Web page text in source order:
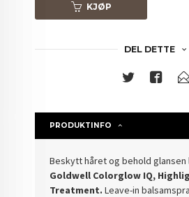
KJØP
DEL DETTE
PRODUKTINFO
Beskytt håret og behold glansen
Goldwell Colorglow IQ,
Treatment.Leave-in